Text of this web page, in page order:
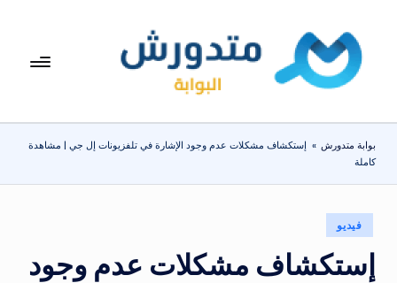
المحتوىبوا
مت
دو
ر
ش
تعرف
المنزلية
بوابة متدورش » إستكشاف مشكلات عدم وجود الإشارة في تلفزيونات إل جي | مشاهدة
كاملة
نُشر
في
فيديو
إستكشاف مشكلات عدم وجود